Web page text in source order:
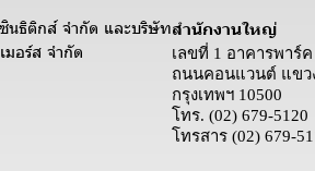
นธิติกส์ จำกัด และบริษัท
มอร์ส จำกัด
สำนักงานใหญ่
เลขที่ 1 อาคารพาร์
ถนนคอนแวนต์ แขว
กรุงเทพฯ 10500
โทร. (02) 679-5120
โทรสาร (02) 679-